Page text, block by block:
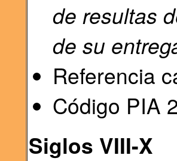
de resultas
de su
Referencia
Código PIA
Siglos VIII-X